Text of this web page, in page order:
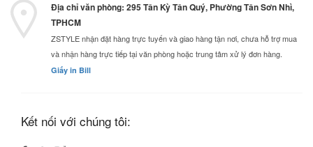
Địa chỉ văn phòng: 295 Tân Kỳ Tân Quý, Phường Tân Sơn Nhì,
TPHCM
ZSTYLE nhận đặt hàng trực tuyến và giao hàng tận nơi, chưa hỗ trợ mua
và nhận hàng trực tiếp tại văn phòng hoặc trung tâm xử lý đơn hàng.
Giấy in Bill
Kết nối với chúng tôi: